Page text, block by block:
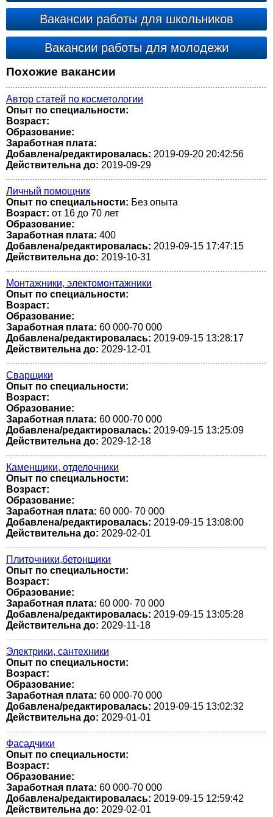
Вакансии работы для школьников
Вакансии работы для молодежи
Похожие вакансии
Автор статей по косметологии
Опыт по специальности:
Возраст:
Образование:
Заработная плата:
Добавлена/редактировалась: 2019-09-20 20:42:56
Действительна до: 2019-09-29
Личный помощник
Опыт по специальности: Без опыта
Возраст: от 16 до 70 лет
Образование:
Заработная плата: 400
Добавлена/редактировалась: 2019-09-15 17:47:15
Действительна до: 2019-10-31
Монтажники, электомонтажники
Опыт по специальности:
Возраст:
Образование:
Заработная плата: 60 000-70 000
Добавлена/редактировалась: 2019-09-15 13:28:17
Действительна до: 2029-12-01
Сварщики
Опыт по специальности:
Возраст:
Образование:
Заработная плата: 60 000-70 000
Добавлена/редактировалась: 2019-09-15 13:25:09
Действительна до: 2029-12-18
Каменщики, отделочники
Опыт по специальности:
Возраст:
Образование:
Заработная плата: 60 000- 70 000
Добавлена/редактировалась: 2019-09-15 13:08:00
Действительна до: 2029-02-01
Плиточники,бетонщики
Опыт по специальности:
Возраст:
Образование:
Заработная плата: 60 000- 70 000
Добавлена/редактировалась: 2019-09-15 13:05:28
Действительна до: 2029-11-18
Электрики, сантехники
Опыт по специальности:
Возраст:
Образование:
Заработная плата: 60 000-70 000
Добавлена/редактировалась: 2019-09-15 13:02:32
Действительна до: 2029-01-01
Фасадчики
Опыт по специальности:
Возраст:
Образование:
Заработная плата: 60 000-70 000
Добавлена/редактировалась: 2019-09-15 12:59:42
Действительна до: 2029-02-01